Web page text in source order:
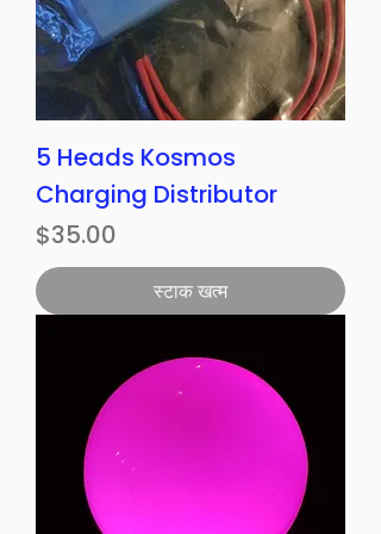
5 Heads Kosmos
Charging Distributor
मूल्य
$35.00
स्टाक खत्म